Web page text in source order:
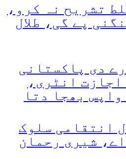
تشریح نہ کرو،
پے گی، طلال
دی پاکستانی
انٹری،
بھجا دتا
انتقامی سلوک
شیری رحمان